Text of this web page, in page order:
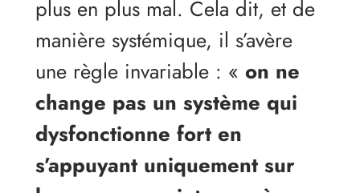
plus en plus mal. Cela dit, et de
manière systémique, il s’avère
une règle invariable : « on ne
change pas un système qui
dysfonctionne fort en
s’appuyant uniquement sur